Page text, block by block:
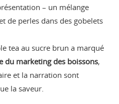
– un mélange
de perles dans des gobelets
tea au sucre brun a marqué
du marketing des boissons,
et la narration sont
la saveur.